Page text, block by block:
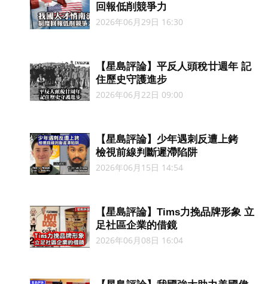
回報低削競爭力
2026年06月29日 16:30
【星島評論】平反人頭稅廿週年 記
住歷史守護進步
2026年06月22日 09:00
【星島評論】少年遇刺反遭上銬
檢視前線判斷遲滯陷阱
2026年06月15日 14:54
【星島評論】Tims力挽品牌形象 立
足社區企業的借鏡
2026年06月08日 16:04